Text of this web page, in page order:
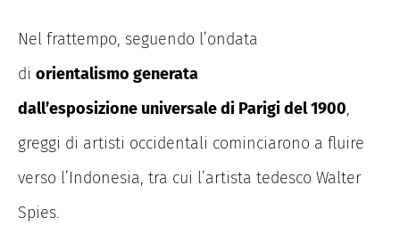
Nel frattempo, seguendo l’ondata
di orientalismo generata
dall’esposizione universale di Parigi del 1900,
greggi di artisti occidentali cominciarono a fluire
verso l’Indonesia, tra cui l’artista tedesco Walter
Spies.